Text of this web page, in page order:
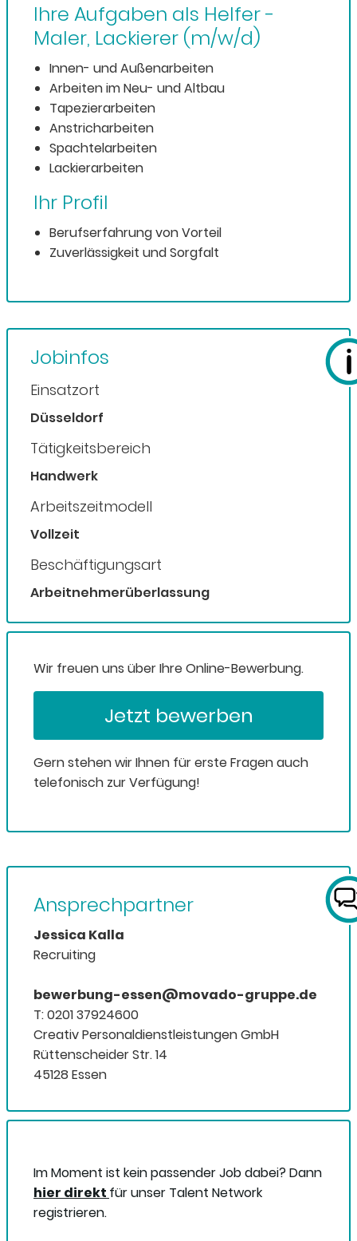
Ihre Aufgaben als Helfer -
Maler, Lackierer (m/w/d)
Innen- und Außenarbeiten
Arbeiten im Neu- und Altbau
Tapezierarbeiten
Anstricharbeiten
Spachtelarbeiten
Lackierarbeiten
Ihr Profil
Berufserfahrung von Vorteil
Zuverlässigkeit und Sorgfalt
Jobinfos
Einsatzort
Düsseldorf
Tätigkeitsbereich
Handwerk
Arbeitszeitmodell
Vollzeit
Beschäftigungsart
Arbeitnehmerüberlassung
Wir freuen uns über Ihre Online-Bewerbung.
Jetzt bewerben
Gern stehen wir Ihnen für erste Fragen auch
telefonisch zur Verfügung!
Ansprechpartner
Jessica Kalla
Recruiting
bewerbung-essen@movado-gruppe.de
T: 0201 37924600
Creativ Personaldienstleistungen GmbH
Rüttenscheider Str. 14
45128 Essen
Im Moment ist kein passender Job dabei? Dann
hier direkt für unser Talent Network
registrieren.